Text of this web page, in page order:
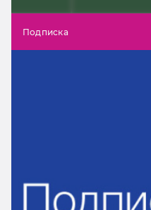
Подписка